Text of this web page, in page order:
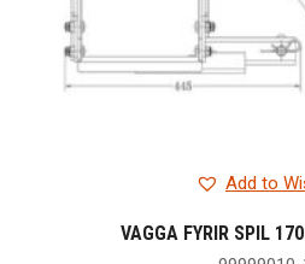
Add to
VAGGA FYRIR SPIL